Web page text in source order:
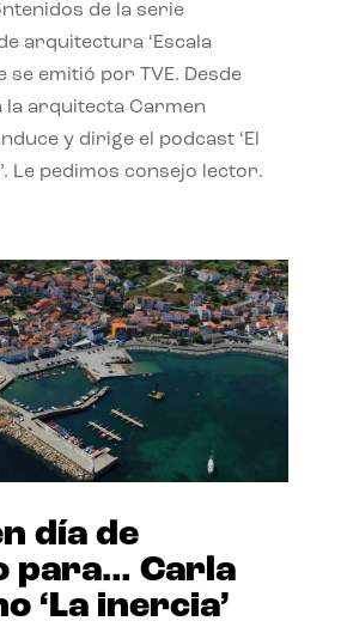
de la serie
arquitectura ‘Escala
se emitió por TVE. Desde
la arquitecta Carmen
y dirige el podcast ‘El
Le pedimos consejo lector.
día de
para… Carla
‘La inercia’